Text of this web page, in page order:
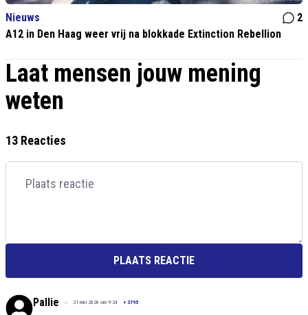
Nieuws
2
A12 in Den Haag weer vrij na blokkade Extinction Rebellion
Laat mensen jouw mening
weten
13 Reacties
PLAATS REACTIE
Pallie 21 mei 2026 om 9:24 + 3795